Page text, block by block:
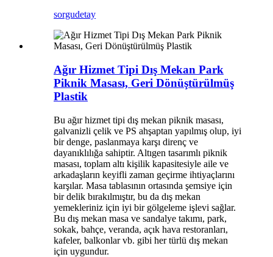
sorgudetay
Ağır Hizmet Tipi Dış Mekan Park
Piknik Masası, Geri Dönüştürülmüş
Plastik
Bu ağır hizmet tipi dış mekan piknik masası,
galvanizli çelik ve PS ahşaptan yapılmış olup, iyi
bir denge, paslanmaya karşı direnç ve
dayanıklılığa sahiptir. Altıgen tasarımlı piknik
masası, toplam altı kişilik kapasitesiyle aile ve
arkadaşların keyifli zaman geçirme ihtiyaçlarını
karşılar. Masa tablasının ortasında şemsiye için
bir delik bırakılmıştır, bu da dış mekan
yemekleriniz için iyi bir gölgeleme işlevi sağlar.
Bu dış mekan masa ve sandalye takımı, park,
sokak, bahçe, veranda, açık hava restoranları,
kafeler, balkonlar vb. gibi her türlü dış mekan
için uygundur.